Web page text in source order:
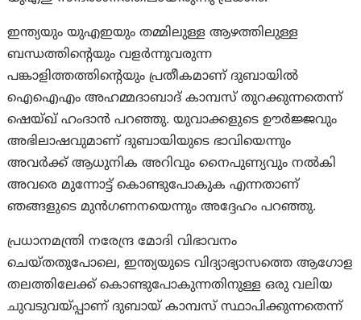
ഇന്ത്യയും യുഎഇയും തമ്മിലുള്ള ആഴത്തിലുള്ള
ബന്ധത്തിന്റെയും വളർന്നുവരുന്ന
പങ്കാളിത്തത്തിന്റെയും പ്രതീകമാണ് ദുബായിൽ
ഐഐഎം അഹമ്മദാബാദ് കാമ്പസ് തുറക്കുന്നതെന്ന്
ഷെയ്ഖ് ഹംദാൻ പറഞ്ഞു. യുവാക്കളുടെ ഊർജ്ജവും
അഭിലാഷവുമാണ് ദുബായിയുടെ ഭാവിയെന്നും
അവർക്ക് ആധുനിക അറിവും നൈപുണ്യവും നൽകി
അവരെ മുന്നോട്ട് കൊണ്ടുപോകുക എന്നതാണ്
ഞങ്ങളുടെ മുൻഗണനയെന്നും അദ്ദേഹം പറഞ്ഞു.
പ്രധാനമന്ത്രി നരേന്ദ്ര മോദി വിഭാവനം
ചെയ്തതുപോലെ, ഇന്ത്യയുടെ വിദ്യാഭ്യാസത്തെ ആഗോള
തലത്തിലേക്ക് കൊണ്ടുപോകുന്നതിനുള്ള ഒരു വലിയ
ചുവടുവയ്പ്പാണ് ദുബായ് കാമ്പസ് സ്ഥാപിക്കുന്നതെന്ന്